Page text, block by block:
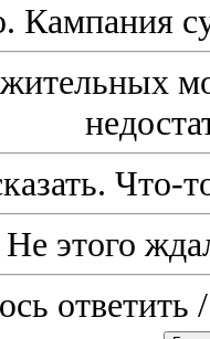
Кампания
Что-
этого